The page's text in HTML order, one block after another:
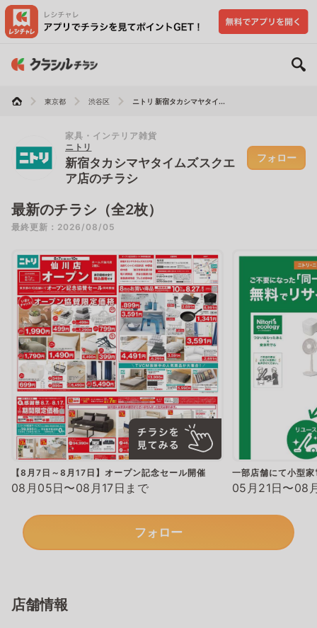
東京都 渋谷区 ニトリ 新宿タカシマヤタイ...
家具・インテリア雑貨
ニトリ
新宿タカシマヤタイムズスクエ
ア店のチラシ
フォロー
最新のチラシ（全2枚）
最終更新：2026/08/05
【8月7日～8月17日】オープン記念セール開催
08月05日〜08月17日まで
一部店舗にて小型
05月21日〜08
フォロー
店舗情報